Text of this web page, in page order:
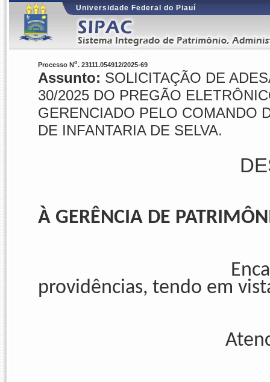
Universidade Federal do Piauí
Processo No. 23111.054912/2025-69
Assunto: SOLICITAÇÃO DE
30/2025 DO PREGÃO
GERENCIADO PELO COMANDO
DE INFANTARIA DE SELVA.
À GERÊNCIA DE
Encaminha-se
providências, tendo em